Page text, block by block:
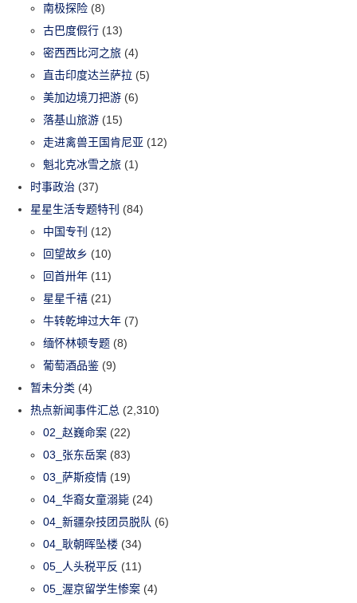
南极探险 (8)
古巴度假行 (13)
密西西比河之旅 (4)
直击印度达兰萨拉 (5)
美加边境刀把游 (6)
落基山旅游 (15)
走进禽兽王国肯尼亚 (12)
魁北克冰雪之旅 (1)
时事政治 (37)
星星生活专题特刊 (84)
中国专刊 (12)
回望故乡 (10)
回首卅年 (11)
星星千禧 (21)
牛转乾坤过大年 (7)
缅怀林顿专题 (8)
葡萄酒品鉴 (9)
暂未分类 (4)
热点新闻事件汇总 (2,310)
02_赵巍命案 (22)
03_张东岳案 (83)
03_萨斯疫情 (19)
04_华裔女童溺毙 (24)
04_新疆杂技团员脱队 (6)
04_耿朝晖坠楼 (34)
05_人头税平反 (11)
05_渥京留学生惨案 (4)